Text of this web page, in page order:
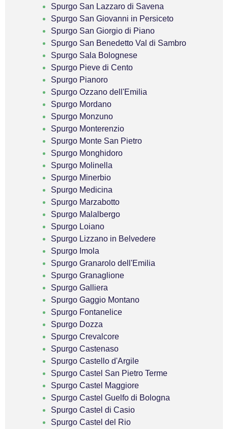
Spurgo San Lazzaro di Savena
Spurgo San Giovanni in Persiceto
Spurgo San Giorgio di Piano
Spurgo San Benedetto Val di Sambro
Spurgo Sala Bolognese
Spurgo Pieve di Cento
Spurgo Pianoro
Spurgo Ozzano dell'Emilia
Spurgo Mordano
Spurgo Monzuno
Spurgo Monterenzio
Spurgo Monte San Pietro
Spurgo Monghidoro
Spurgo Molinella
Spurgo Minerbio
Spurgo Medicina
Spurgo Marzabotto
Spurgo Malalbergo
Spurgo Loiano
Spurgo Lizzano in Belvedere
Spurgo Imola
Spurgo Granarolo dell'Emilia
Spurgo Granaglione
Spurgo Galliera
Spurgo Gaggio Montano
Spurgo Fontanelice
Spurgo Dozza
Spurgo Crevalcore
Spurgo Castenaso
Spurgo Castello d'Argile
Spurgo Castel San Pietro Terme
Spurgo Castel Maggiore
Spurgo Castel Guelfo di Bologna
Spurgo Castel di Casio
Spurgo Castel del Rio